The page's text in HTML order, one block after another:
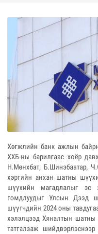
Хөгжлийн банк ажлын
ХХБ-ны барилгаас хоёр
Н.Мөнхбат, Б.Шинэбаатар,
хэргийн анхан шатны
шүүхийн магадлалыг эс
гомдлуудыг Улсын Дээд
шүүгчдийн 2024 оны
хэлэлцээд Хяналтын шатны
татгалзаж